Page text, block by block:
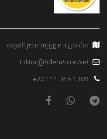
يبث من جمهورية مصر العربية
Editor@AdenVoice.Net
+20 111 345 1309